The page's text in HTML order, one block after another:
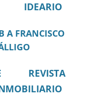
IDEARIO
A FRANCISCO
REVISTA